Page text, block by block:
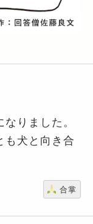
りました。
も犬と向き合
合掌